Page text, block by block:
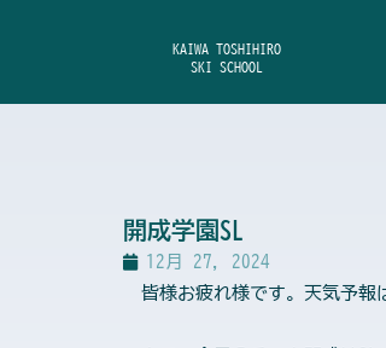
ス
KAIWA TOSHIHIRO
SKI SCHOOL
開成学園SL
12月 27, 2024
皆様お疲れ様です。天気予報